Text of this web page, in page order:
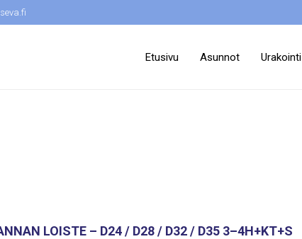
Etusivu Asunnot Urakointi
LOISTE – D24 / D28 / D32 / D35 3–4H+KT+S